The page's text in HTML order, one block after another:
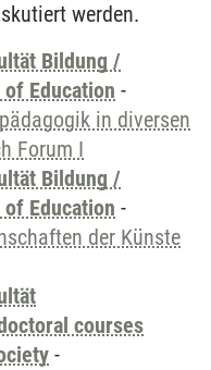
werden.
Bildung /
Education -
in diversen
Forum I
Bildung /
Education -
der Künste
courses
-